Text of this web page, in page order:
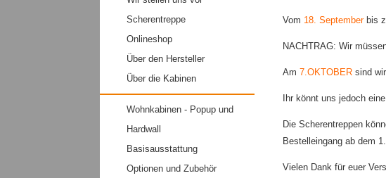
Vom 18. Septemberbis
NACHTRAG: Wir
Am 7.OKTOBER sind
Ihr könnt uns jedoch
Die Scherentreppen
Bestelleingang ab dem
Vielen Dank für euer
Scherentreppe
Onlineshop
Über den Hersteller
Über die Kabinen
Wohnkabinen - Popup und
Hardwall
Basisausstattung
Optionen und Zubehör